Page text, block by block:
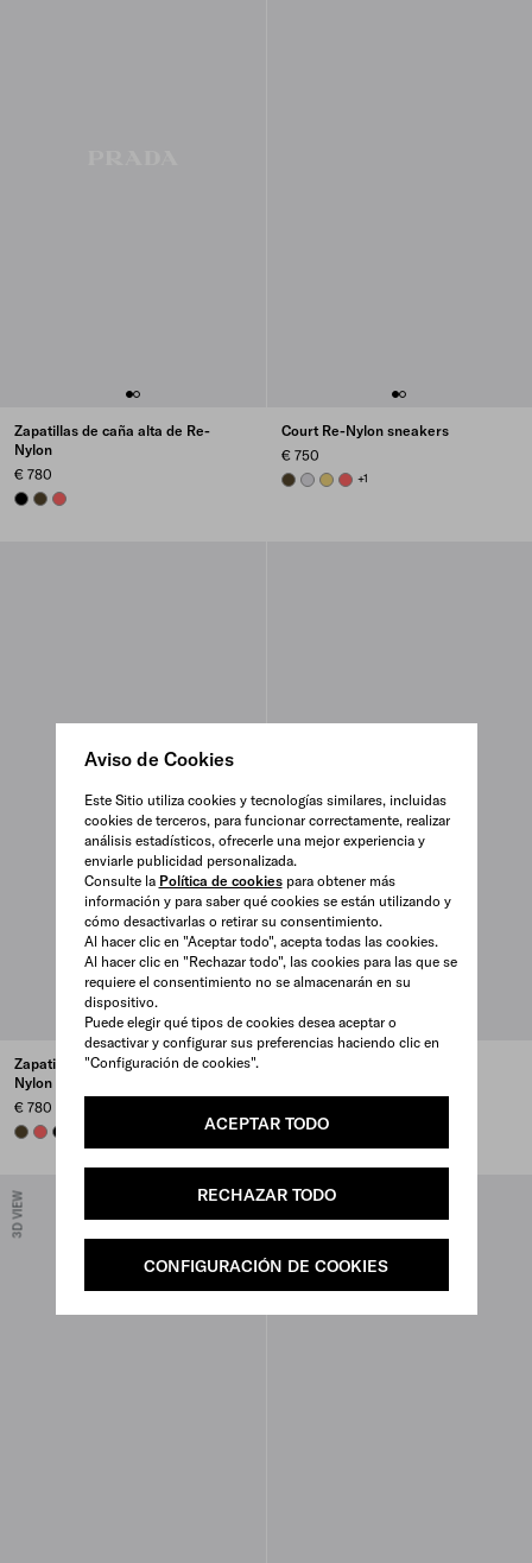
Aviso de Cookies
Este Sitio utiliza cookies y tecnologías similares, incluidas
cookies de terceros, para funcionar correctamente, realizar
análisis estadísticos, ofrecerle una mejor experiencia y
enviarle publicidad personalizada.
Consulte la Política de cookiespara obtener más
información y para saber qué cookies se están utilizando y
cómo desactivarlas o retirar su consentimiento.
Al hacer clic en "Aceptar todo", acepta todas las cookies.
Al hacer clic en "Rechazar todo", las cookies para las que se
requiere el consentimiento no se almacenarán en su
dispositivo.
Puede elegir qué tipos de cookies desea aceptar o
desactivar y configurar sus preferencias haciendo clic en
"Configuración de cookies".
ACEPTAR TODO
RECHAZAR TODO
CONFIGURACIÓN DE COOKIES
Zapatillas de caña alta de Re-
Nylon
€ 780
BLACKOLIVECORAL
Court Re-Nylon sneakers
€ 750
OLIVE GREEN
PEARL GRAY
PINEAPPLE
CORAL
+1
Zapatillas de caña alta de Re-
Nylon
€ 780
OLIVECORALBLACK CORAL
OLIVEBLACK
3D VIEW 3D VIEW